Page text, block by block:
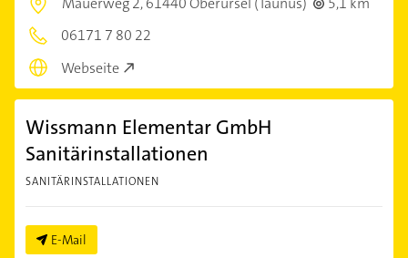
06171 7 80 22
Webseite
Wissmann Elementar GmbH
Sanitärinstallationen
SANITÄRINSTALLATIONEN
E-Mail